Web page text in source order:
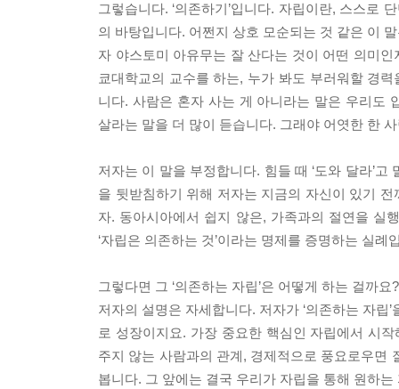
그렇습니다. ‘의존하기’입니다. 자립이란, 스스로
의 바탕입니다. 어쩐지 상호 모순되는 것 같은 이
자 야스토미 아유무는 잘 산다는 것이 어떤 의미
쿄대학교의 교수를 하는, 누가 봐도 부러워할 경
니다. 사람은 혼자 사는 게 아니라는 말은 우리도
살라는 말을 더 많이 듣습니다. 그래야 어엿한 한
저자는 이 말을 부정합니다. 힘들 때 ‘도와 달라’
을 뒷받침하기 위해 저자는 지금의 자신이 있기
자. 동아시아에서 쉽지 않은, 가족과의 절연을 실
‘자립은 의존하는 것’이라는 명제를 증명하는 실례
그렇다면 그 ‘의존하는 자립’은 어떻게 하는 걸까요?
저자의 설명은 자세합니다. 저자가 ‘의존하는 자
로 성장이지요. 가장 중요한 핵심인 자립에서 시
주지 않는 사람과의 관계, 경제적으로 풍요로우면
봅니다. 그 앞에는 결국 우리가 자립을 통해 원하